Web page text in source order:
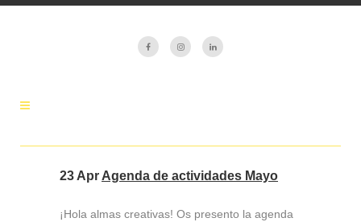
23 Apr Agenda de actividades Mayo
¡Hola almas creativas! Os presento la agenda